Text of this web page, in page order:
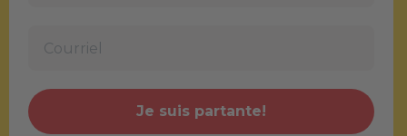
Je suis partante!